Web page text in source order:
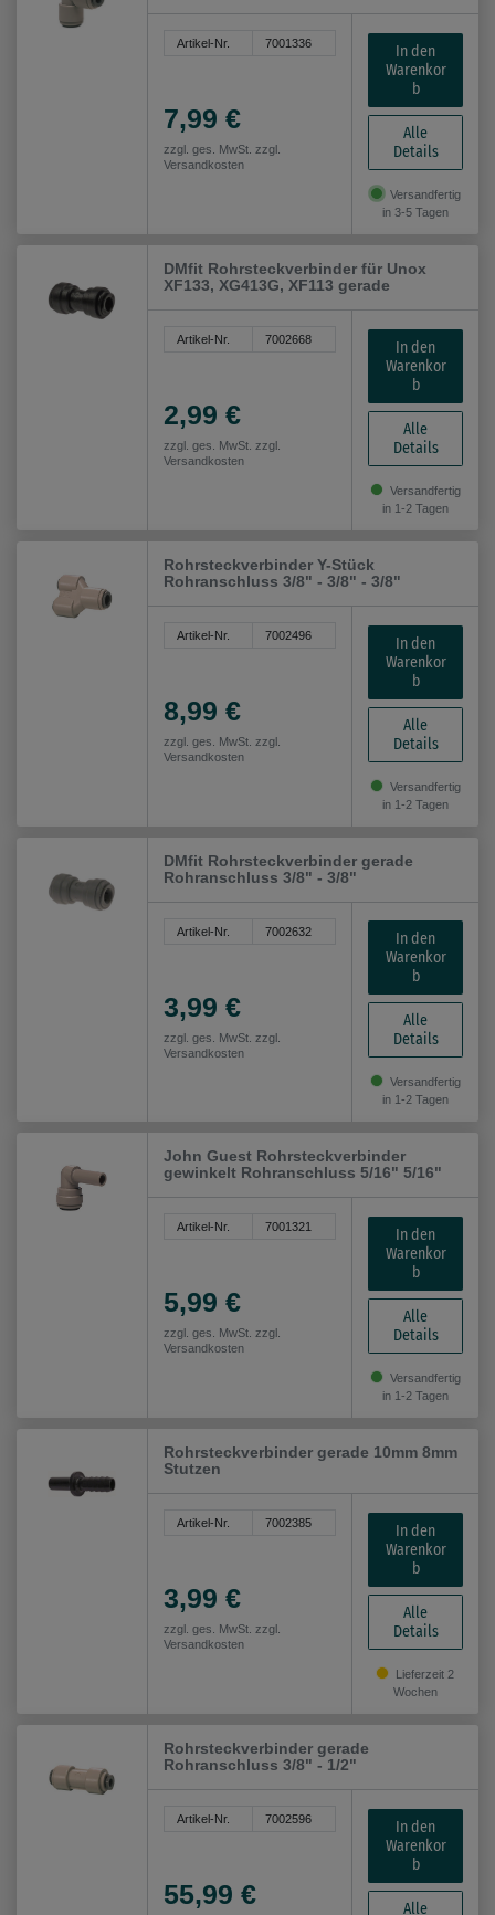
Artikel-Nr. 7001336
7,99 €
zzgl. ges. MwSt. zzgl.
Versandkosten
In den
Warenkor
b
Alle
Details
Versandfertig
in 3-5 Tagen
DMfit Rohrsteckverbinder für Unox
XF133, XG413G, XF113 gerade
Artikel-Nr. 7002668
2,99 €
zzgl. ges. MwSt. zzgl.
Versandkosten
In den
Warenkor
b
Alle
Details
Versandfertig
in 1-2 Tagen
Rohrsteckverbinder Y-Stück
Rohranschluss 3/8" - 3/8" - 3/8"
Artikel-Nr. 7002496
8,99 €
zzgl. ges. MwSt. zzgl.
Versandkosten
In den
Warenkor
b
Alle
Details
Versandfertig
in 1-2 Tagen
DMfit Rohrsteckverbinder gerade
Rohranschluss 3/8" - 3/8"
Artikel-Nr. 7002632
3,99 €
zzgl. ges. MwSt. zzgl.
Versandkosten
In den
Warenkor
b
Alle
Details
Versandfertig
in 1-2 Tagen
John Guest Rohrsteckverbinder
gewinkelt Rohranschluss 5/16" 5/16"
Artikel-Nr. 7001321
5,99 €
zzgl. ges. MwSt. zzgl.
Versandkosten
In den
Warenkor
b
Alle
Details
Versandfertig
in 1-2 Tagen
Rohrsteckverbinder gerade 10mm 8mm
Stutzen
Artikel-Nr. 7002385
3,99 €
zzgl. ges. MwSt. zzgl.
Versandkosten
In den
Warenkor
b
Alle
Details
Lieferzeit 2
Wochen
Rohrsteckverbinder gerade
Rohranschluss 3/8" - 1/2"
Artikel-Nr. 7002596
55,99 €
In den
Warenkor
b
Alle